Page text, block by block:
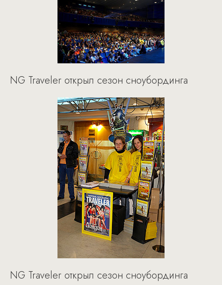
NG Traveler открыл сезон сноубординга
NG Traveler открыл сезон сноубординга